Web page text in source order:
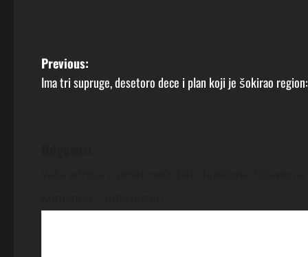
P
o
a
Previous:
Ima tri supruge, desetoro dece i plan koji je šokirao